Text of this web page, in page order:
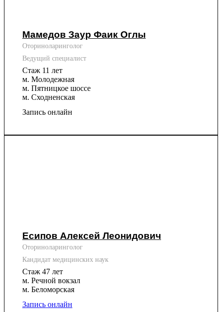
Мамедов Заур Фаик Оглы
Оториноларинголог
Ведущий специалист
Стаж 11 лет
м. Молодежная
м. Пятницкое шоссе
м. Сходненская
Запись онлайн
Есипов Алексей Леонидович
Оториноларинголог
Кандидат медицинских наук
Стаж 47 лет
м. Речной вокзал
м. Беломорская
Запись онлайн